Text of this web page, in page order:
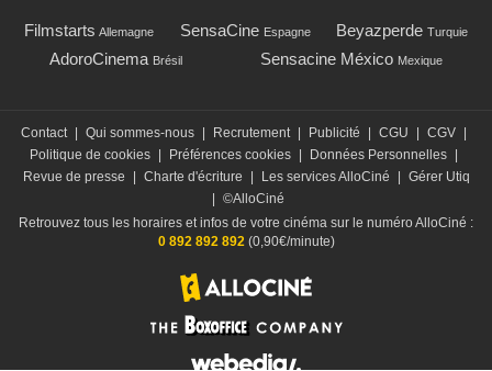
Filmstarts Allemagne SensaCine Espagne Beyazperde Turquie
AdoroCinema Brésil Sensacine México Mexique
Contact | Qui sommes-nous | Recrutement | Publicité | CGU | CGV |
Politique de cookies | Préférences cookies | Données Personnelles |
Revue de presse
| Charte d'écriture | Les services AlloCiné | Gérer Utiq
| ©AlloCiné
Retrouvez tous les horaires et infos de votre cinéma sur le numéro AlloCiné :
0 892 892 892 (0,90€/minute)